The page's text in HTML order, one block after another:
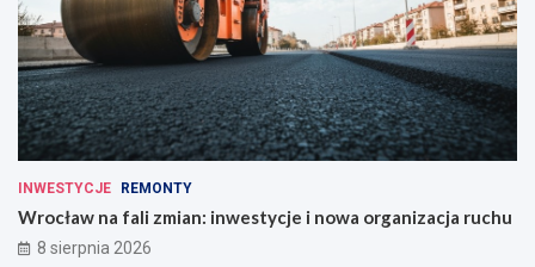
INWESTYCJE REMONTY
Wrocław na fali zmian: inwestycje i nowa organizacja ruchu
8 sierpnia 2026